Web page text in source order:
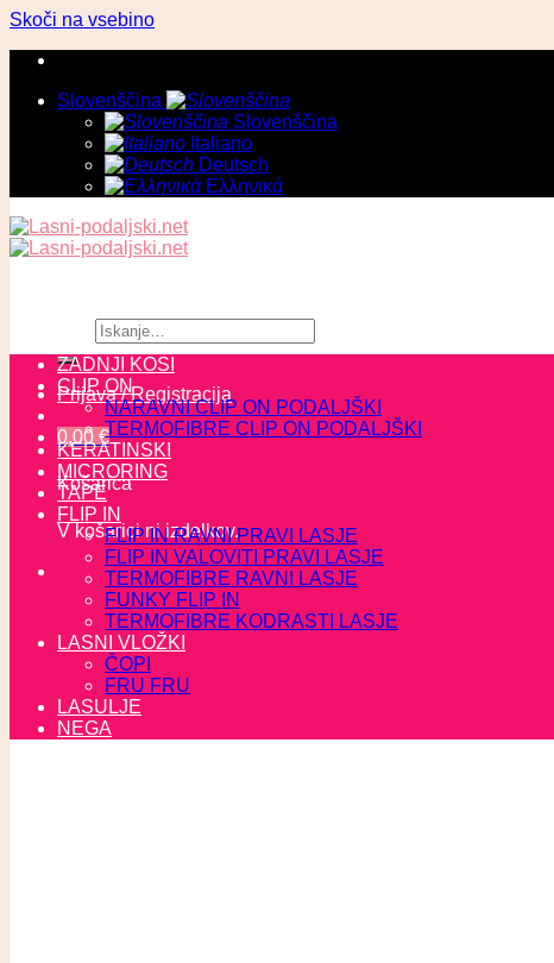
Skoči na vsebino
Slovenščina
Slovenščina
Italiano
Deutsch
Ελληνικά
Prijava / Registracija
0,00 €
Košarica
V košarici ni izdelkov.
ZADNJI KOSI
CLIP ON
NARAVNI CLIP ON PODALJŠKI
TERMOFIBRE CLIP ON PODALJŠKI
KERATINSKI
MICRORING
TAPE
FLIP IN
FLIP IN RAVNI PRAVI LASJE
FLIP IN VALOVITI PRAVI LASJE
TERMOFIBRE RAVNI LASJE
FUNKY FLIP IN
TERMOFIBRE KODRASTI LASJE
LASNI VLOŽKI
ČOPI
FRU FRU
LASULJE
NEGA